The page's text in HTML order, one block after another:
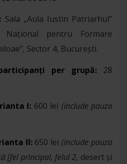
Sala „Aula Iustin Patriarhul”
pentru Formare
Sector 4, București.
per grupă:28
I: 600 lei (include pauza
II:650 lei (include pauza
[fel principal, felul 2, desert și